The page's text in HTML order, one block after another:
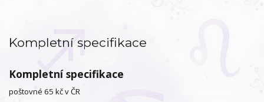
Kompletní specifikace
Kompletní specifikace
poštovné 65 kč v ČR